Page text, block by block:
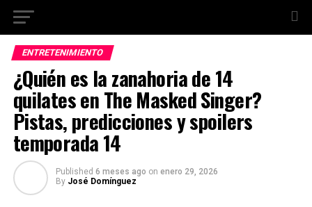
ENTRETENIMIENTO
¿Quién es la zanahoria de 14
quilates en The Masked Singer?
Pistas, predicciones y spoilers
temporada 14
Published 6 meses ago on enero 29, 2026
By José Domínguez